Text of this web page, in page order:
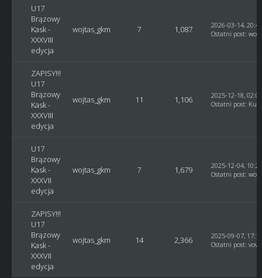
U17
Brązowy
Kask -
XXXVIII
edycja
wojtas_gkm 7 1,087
2026-03-14,
Ostatni post:
ZAPISY!!!
U17
Brązowy
Kask -
XXXVIII
edycja
wojtas_gkm 11 1,106
2025-12-18,
Ostatni post: Kusy
U17
Brązowy
Kask -
XXXVII
edycja
wojtas_gkm 7 1,679
2025-12-04,
Ostatni post:
ZAPISY!!!
U17
Brązowy
Kask -
XXXVII
edycja
wojtas_gkm 14 2,366
2025-09-07,
Ostatni post: